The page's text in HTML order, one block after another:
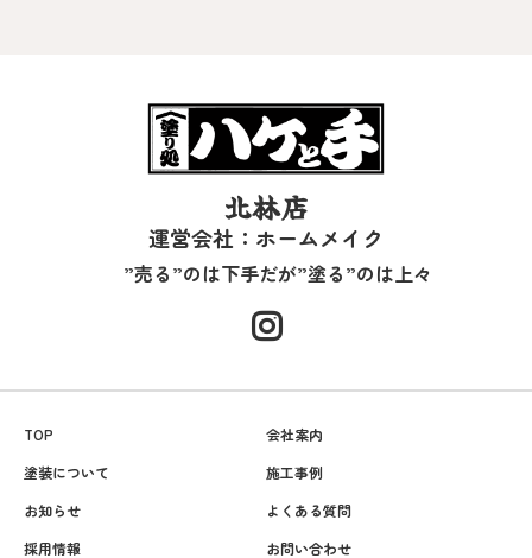
北林店
運営会社：ホームメイク
”売る”のは下手だが”塗る”のは上々
TOP
会社案内
塗装について
施工事例
お知らせ
よくある質問
採用情報
お問い合わせ